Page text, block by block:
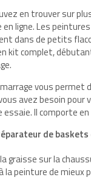
en trouver sur
ligne. Les
dans de petits
kit complet,
vous permet
avez besoin pour
essaie. Il comporte en
de baskets
graisse sur la
la peinture de mieux